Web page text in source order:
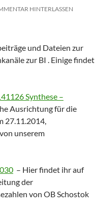
HINTERLASSEN
und Dateien zur
zur BI . Einige findet
Synthese –
Ausrichtung für die
27.11.2014,
unserem
– Hier findet ihr auf
der
von OB Schostok